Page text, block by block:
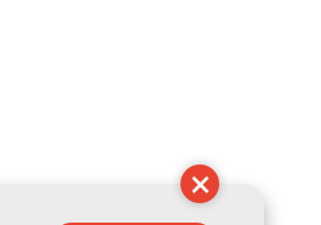
×